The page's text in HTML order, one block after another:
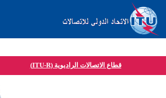
قطاع الاتصالات الراديوية (ITU-R)